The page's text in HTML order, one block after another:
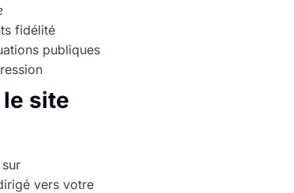
fidélité
publiques
site
sur
vers votre